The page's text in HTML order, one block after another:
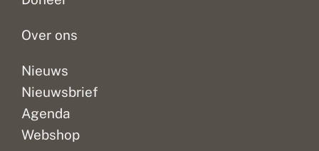
s
p
r
t
e
l
i
n
vlinders
d
e
s
Met
van
Over ons
Nieuws
Nieuwsbrief
Agenda
Webshop